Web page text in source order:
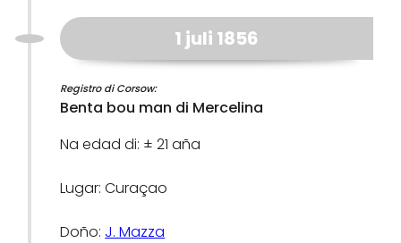
1 juli 1856
Registro di Corsow:
Benta bou man di Mercelina
Na edad di: ± 21 aña
Lugar: Curaçao
Doño: J. Mazza